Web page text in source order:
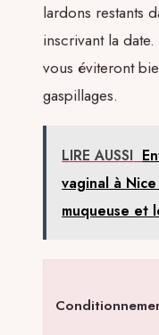
lardons restants
inscrivant la
vous éviteront
gaspillages.
LIRE AUSSI
vaginal à
muqueuse et